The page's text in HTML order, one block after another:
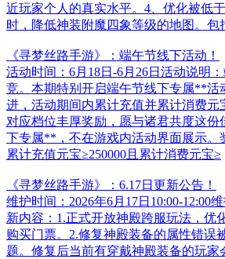
近玩家个人的真实水平。4、优化被低
时，降低神装附魔四象等级的地图。包
《寻梦丝路手游》：端午节线下活动！
活动时间：6月18日-6月26日活动说明
竞。本期特别开启端午节线下专属**活
进，活动期间内累计充值并累计消费元
对应档位丰厚奖励，愿与诸君共度这份
下专属**，不在游戏内活动界面展示。
累计充值元宝≥250000且累计消费元宝≥
《寻梦丝路手游》：6.17日更新公告！
维护时间：2026年6月17日10:00-12:00
新内容：1.正式开放神殿跨服玩法，优
购买门票。2.修复神殿装备的属性错误
题。修复后当前有穿戴神殿装备的玩家